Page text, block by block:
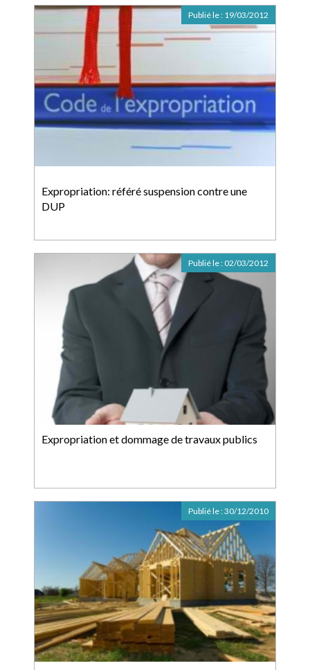
Expropriation: référé suspension contre une
DUP
Publié le : 19/03/2012
Expropriation et dommage de travaux publics
Publié le : 02/03/2012
Publié le :30/12/2010